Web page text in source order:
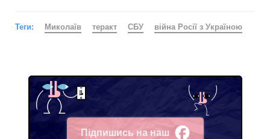
Теги: Миколаїв теракт СБУ війна Росії з Україною
Підпишись на наш